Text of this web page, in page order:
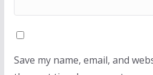
Save my name, email, and